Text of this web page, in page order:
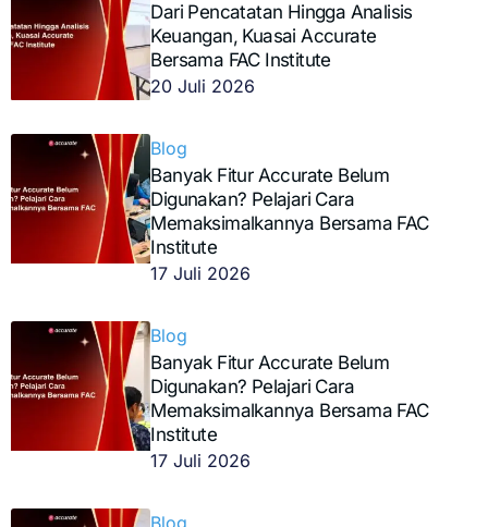
Dari Pencatatan Hingga Analisis
Keuangan, Kuasai Accurate
Bersama FAC Institute
20 Juli 2026
Blog
Banyak Fitur Accurate Belum
Digunakan? Pelajari Cara
Memaksimalkannya Bersama FAC
Institute
17 Juli 2026
Blog
Banyak Fitur Accurate Belum
Digunakan? Pelajari Cara
Memaksimalkannya Bersama FAC
Institute
17 Juli 2026